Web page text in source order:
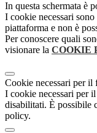
In questa schermata è
I cookie necessari
piattaforma e non è
Per conoscere quali
visionare la COOKIE
Cookie necessari per il
I cookie necessari per
disabilitati. È possibile
policy.